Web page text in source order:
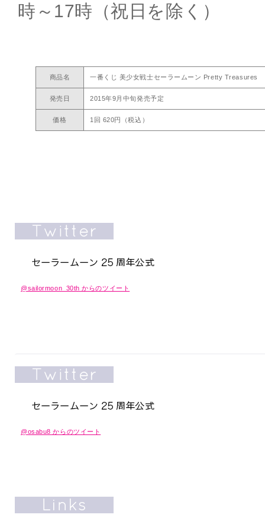
時～17時（祝日を除く）
商品名 一番くじ 美少女戦士セーラームーン Pretty Treasures
発売日 2015年9月中旬発売予定
価格 1回 620円（税込）
@sailormoon_30th からのツイート
@osabu8 からのツイート